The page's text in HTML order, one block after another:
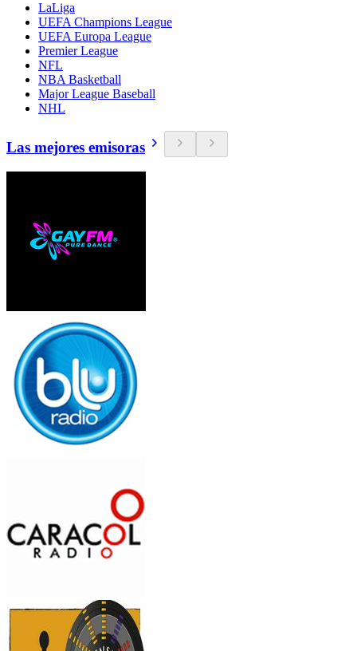
LaLiga
UEFA Champions League
UEFA Europa League
Premier League
NFL
NBA Basketball
Major League Baseball
NHL
Las mejores emisoras